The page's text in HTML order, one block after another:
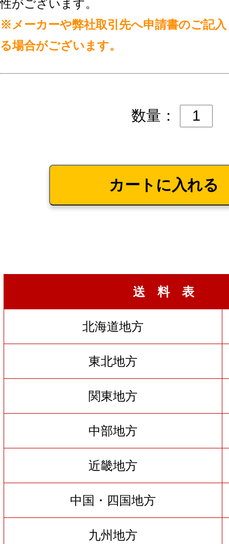
性がございます。
※メーカーや弊社取引先へ申請書のご記
る場合がございます。
数量：
送 料 表
北海道地方
東北地方
関東地方
中部地方
近畿地方
中国・四国地方
九州地方